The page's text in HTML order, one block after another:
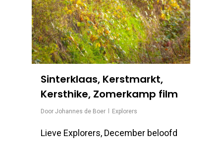
Sinterklaas, Kerstmarkt,
Kersthike, Zomerkamp film
Door Johannes de Boer Explorers
Lieve Explorers, December beloofd